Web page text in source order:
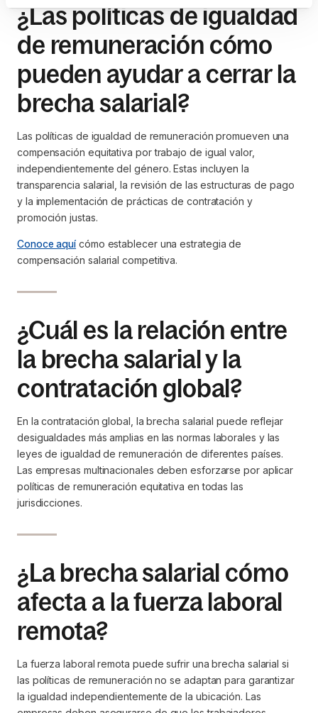
¿Las políticas de igualdad
de remuneración cómo
pueden ayudar a cerrar la
brecha salarial?
Las políticas de igualdad de remuneración promueven una
compensación equitativa por trabajo de igual valor,
independientemente del género. Estas incluyen la
transparencia salarial, la revisión de las estructuras de pago
y la implementación de prácticas de contratación y
promoción justas.
Conoce aquí cómo establecer una estrategia de
compensación salarial competitiva.
¿Cuál es la relación entre
la brecha salarial y la
contratación global?
En la contratación global, la brecha salarial puede reflejar
desigualdades más amplias en las normas laborales y las
leyes de igualdad de remuneración de diferentes países.
Las empresas multinacionales deben esforzarse por aplicar
políticas de remuneración equitativa en todas las
jurisdicciones.
¿La brecha salarial cómo
afecta a la fuerza laboral
remota?
La fuerza laboral remota puede sufrir una brecha salarial si
las políticas de remuneración no se adaptan para garantizar
la igualdad independientemente de la ubicación. Las